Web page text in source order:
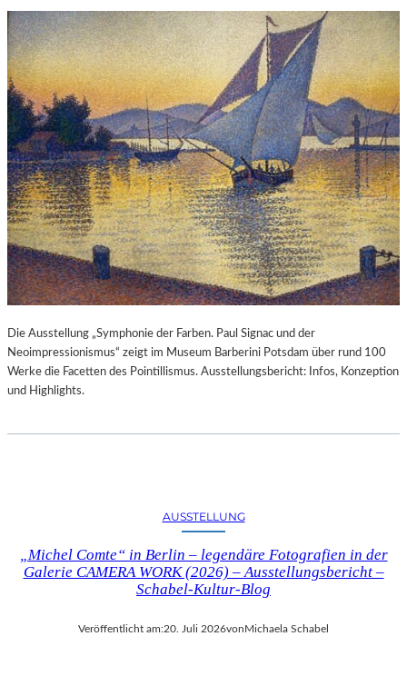
Die Ausstellung „Symphonie der Farben. Paul Signac und der
Neoimpressionismus“ zeigt im Museum Barberini Potsdam über rund 100
Werke die Facetten des Pointillismus. Ausstellungsbericht: Infos, Konzeption
und Highlights.
AUSSTELLUNG
„Michel Comte“ in Berlin – legendäre Fotografien in der
Galerie CAMERA WORK (2026) – Ausstellungsbericht –
Schabel-Kultur-Blog
Veröffentlicht am:20. Juli 2026vonMichaela Schabel